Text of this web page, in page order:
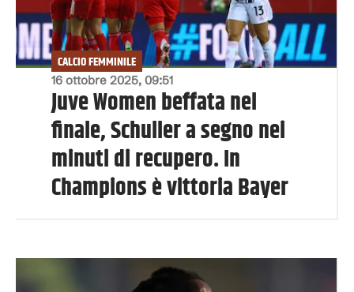
16 ottobre 2025, 09:51
CALCIO FEMMINILE
Juve Women beffata nel
finale, Schuller a segno nei
minuti di recupero. In
Champions è vittoria Bayer